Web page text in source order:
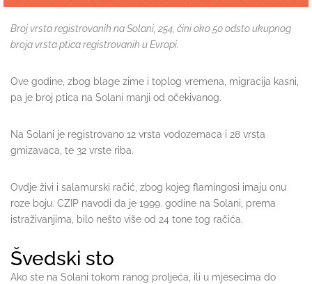
Broj vrsta registrovanih na Solani, 254, čini oko 50 odsto ukupnog
broja vrsta ptica registrovanih u Evropi.
Ove godine, zbog blage zime i toplog vremena, migracija kasni,
pa je broj ptica na Solani manji od očekivanog.
Na Solani je registrovano 12 vrsta vodozemaca i 28 vrsta
gmizavaca, te 32 vrste riba.
Ovdje živi i salamurski račić, zbog kojeg flamingosi imaju onu
roze boju. CZIP navodi da je 1999. godine na Solani, prema
istraživanjima, bilo nešto više od 24 tone tog račića.
Švedski sto
Ako ste na Solani tokom ranog proljeća, ili u mjesecima do